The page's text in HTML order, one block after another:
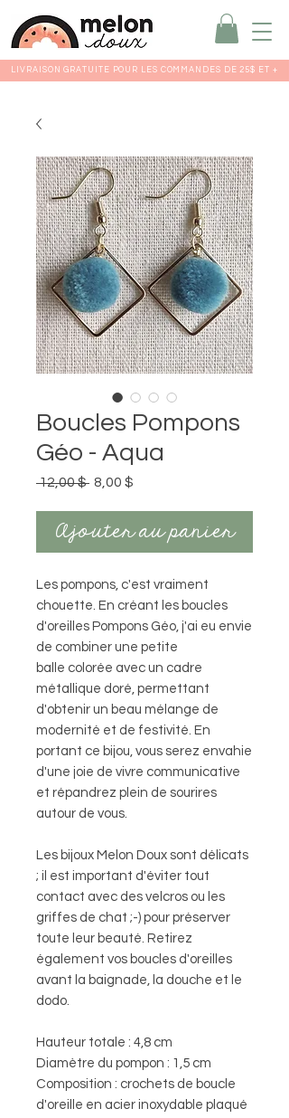
LIVRAISON GRATUITE POUR LES COMMANDES DE 25$ ET +
Boucles Pompons
Géo - Aqua
12,00 $ Prix
8,00 $
Ajouter au panier
Les pompons, c'est vraiment
chouette. En créant les boucles
d'oreilles Pompons Géo, j'ai eu envie
de combiner une petite
balle colorée avec un cadre
métallique doré, permettant
d'obtenir un beau mélange de
modernité et de festivité. En
portant ce bijou, vous serez envahie
d'une joie de vivre communicative
et répandrez plein de sourires
autour de vous.
Les bijoux Melon Doux sont délicats
; il est important d'éviter tout
contact avec des velcros ou les
griffes de chat ;-) pour préserver
toute leur beauté. Retirez
également vos boucles d'oreilles
avant la baignade, la douche et le
dodo.
Hauteur totale : 4,8 cm
Diamètre du pompon : 1,5 cm
Composition : crochets de boucle
d'oreille en acier inoxydable plaqué